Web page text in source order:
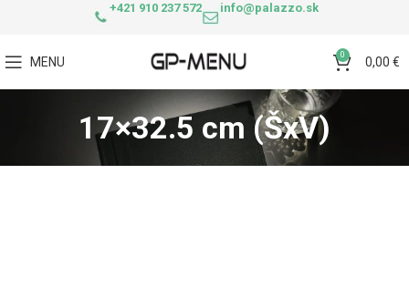
+421 910 237 572 info@palazzo.sk
MENU 0 0,00 €
17×32.5 cm (ŠxV)